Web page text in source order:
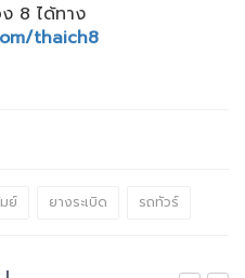
8 ได้ทาง
thaich8
ย์ ยางระเบิด รถทัวร์